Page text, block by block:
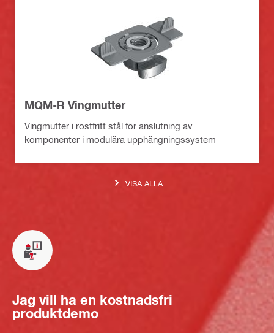
MQM-R Vingmutter
Vingmutter i rostfritt stål för anslutning av
komponenter i modulära upphängningssystem
VISA ALLA
Jag vill ha en kostnadsfri
produktdemo